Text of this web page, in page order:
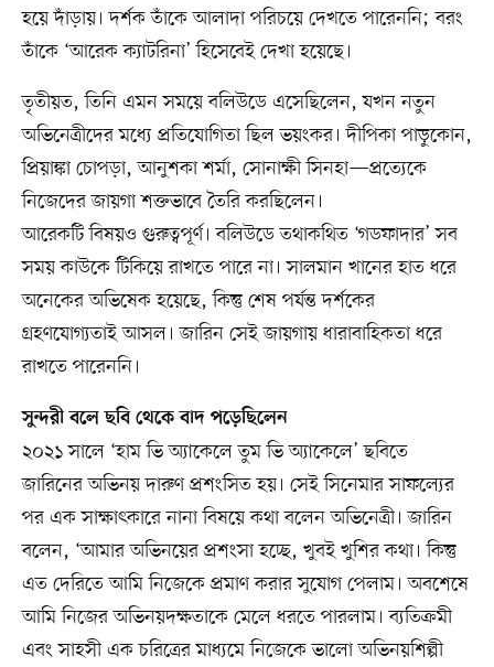
হয়ে দাঁড়ায়। দর্শক তাঁকে আলাদা পরিচয়ে দেখতে পারেননি; বরং
তাঁকে ‘আরেক ক্যাটরিনা’ হিসেবেই দেখা হয়েছে।
তৃতীয়ত, তিনি এমন সময়ে বলিউডে এসেছিলেন, যখন নতুন
অভিনেত্রীদের মধ্যে প্রতিযোগিতা ছিল ভয়ংকর। দীপিকা পাড়ুকোন,
প্রিয়াঙ্কা চোপড়া, আনুশকা শর্মা, সোনাক্ষী সিনহা—প্রত্যেকে
নিজেদের জায়গা শক্তভাবে তৈরি করছিলেন।
আরেকটি বিষয়ও গুরুত্বপূর্ণ। বলিউডে তথাকথিত ‘গডফাদার’ সব
সময় কাউকে টিকিয়ে রাখতে পারে না। সালমান খানের হাত ধরে
অনেকের অভিষেক হয়েছে, কিন্তু শেষ পর্যন্ত দর্শকের
গ্রহণযোগ্যতাই আসল। জারিন সেই জায়গায় ধারাবাহিকতা ধরে
রাখতে পারেননি।
সুন্দরী বলে ছবি থেকে বাদ পড়েছিলেন
২০২১ সালে ‘হাম ভি অ্যাকেলে তুম ভি অ্যাকেলে’ ছবিতে
জারিনের অভিনয় দারুণ প্রশংসিত হয়। সেই সিনেমার সাফল্যের
পর এক সাক্ষাৎকারে নানা বিষয়ে কথা বলেন অভিনেত্রী। জারিন
বলেন, ‘আমার অভিনয়ের প্রশংসা হচ্ছে, খুবই খুশির কথা। কিন্তু
এত দেরিতে আমি নিজেকে প্রমাণ করার সুযোগ পেলাম। অবশেষে
আমি নিজের অভিনয়দক্ষতাকে মেলে ধরতে পারলাম। ব্যতিক্রমী
এবং সাহসী এক চরিত্রের মাধ্যমে নিজেকে ভালো অভিনয়শিল্পী